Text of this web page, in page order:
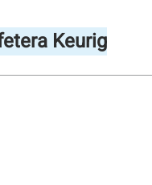
Keurig